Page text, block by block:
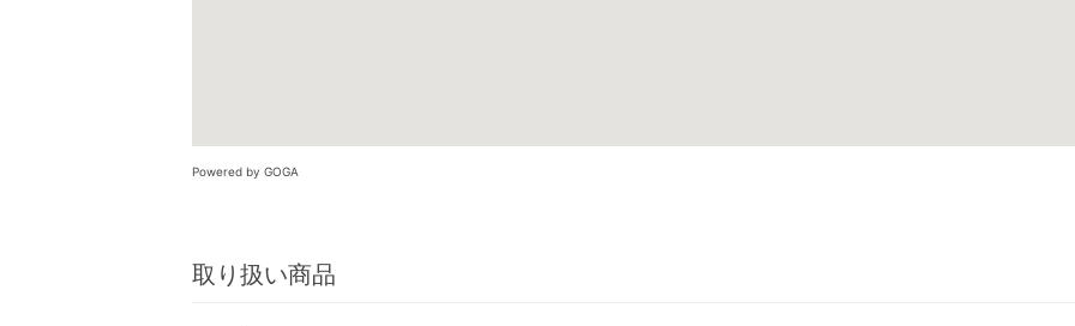
Powered by GOGA
取り扱い商品